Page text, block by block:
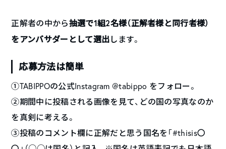
正解者の中から抽選で1組2名様（正解者様と同行者様）
をアンバサダーとして選出 します。
応募方法は簡単
①TABIPPOの公式Instagram @tabippo をフォロー。
②期間中に投稿される画像を見て、どの国の写真なのか
を真剣に考える。
③投稿のコメント欄に正解だと思う国名を「#thisis〇